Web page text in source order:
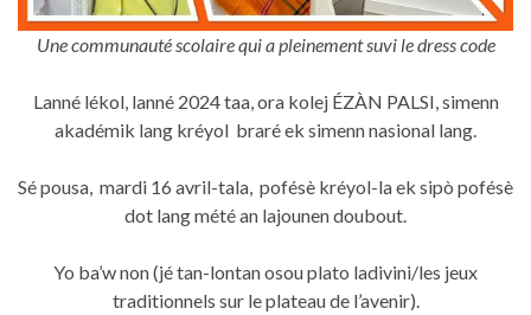
Une communauté scolaire qui a pleinement suvi le dress code
Lanné lékol, lanné 2024 taa, ora kolej ÉZÀN PALSI, simenn
akadémik lang kréyol braré ek simenn nasional lang.
Sé pousa, mardi 16 avril-tala, pofésè kréyol-la ek sipò pofésè
dot lang mété an lajounen doubout.
Yo ba’w non (jé tan-lontan osou plato ladivini/les jeux
traditionnels sur le plateau de l’avenir).